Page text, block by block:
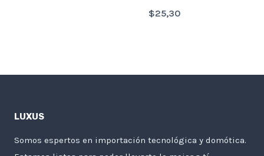
$25,30
LUXUS
Somos espertos en importación tecnológica y domótica.